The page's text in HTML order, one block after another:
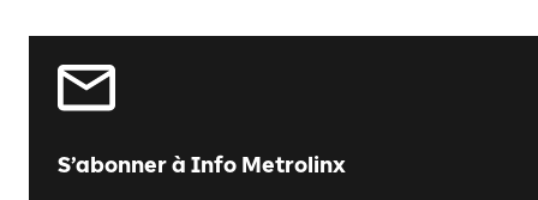
S’abonner à Info Metrolinx